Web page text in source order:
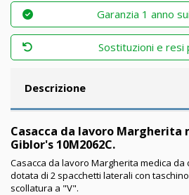
Garanzia 1 anno
Sostituzioni e resi
Descrizione
Casacca da lavoro Margherita
Giblor's 10M2062C.
Casacca da lavoro Margherita medica
dotata di 2 spacchetti laterali con
scollatura a "V".